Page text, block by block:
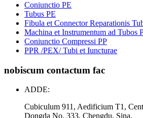
Coniunctio PE
Tubus PE
Fibula et Connector Reparationis
Machina et Instrumentum ad Tubos
Coniunctio Compressi PP
PPR /PEX/ Tubi et Iuncturae
nobiscum contactum fac
ADDE:
Cubiculum 911, Aedificium T1,
Dongda No. 333, Chengdu, Sina.